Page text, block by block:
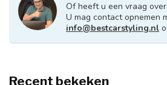
Of heeft u een vraag
U mag contact opnemen
info@bestcarstyling.nl
Recent bekeken